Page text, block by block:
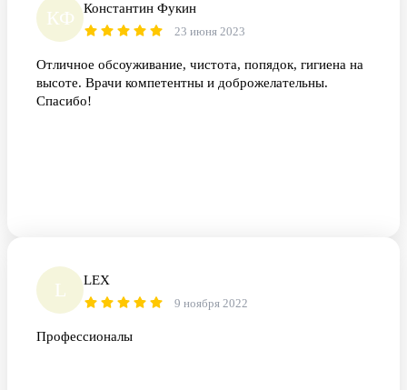
КФ Константин Фукин
23 июня 2023
Отличное обсоуживание, чистота, попядок, гигиена на
высоте. Врачи компетентны и доброжелательны.
Спасибо!
L LEX
9 ноября 2022
Профессионалы